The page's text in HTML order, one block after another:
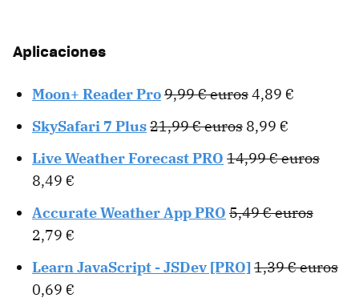
Aplicaciones
Moon+ Reader Pro9,99 € euros4,89 €
SkySafari 7 Plus21,99 € euros 8,99 €
Live Weather Forecast PRO 14,99 € euros
8,49 €
Accurate Weather App PRO 5,49 € euros
2,79 €
Learn JavaScript - JSDev [PRO]1,39 € euros
0,69 €